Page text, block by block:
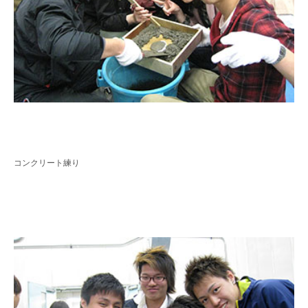
コンクリート練り